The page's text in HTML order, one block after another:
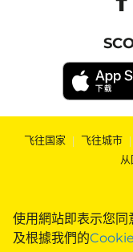
使用網站即表示您同
及根據我們的
飞往国家 | 飞往城市 |